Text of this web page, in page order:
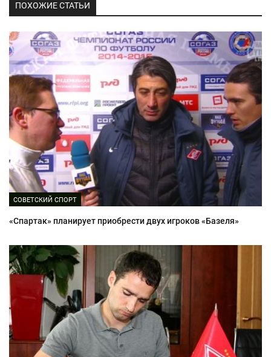
ПОХОЖИЕ СТАТЬИ
СОВЕТСКИЙ СПОРТ
«Спартак» планирует приобрести двух игроков «Базеля»